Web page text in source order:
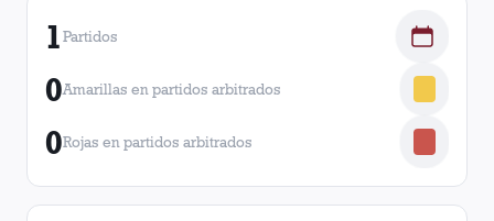
1Partidos
0Amarillas en partidos arbitrados
0Rojas en partidos arbitrados